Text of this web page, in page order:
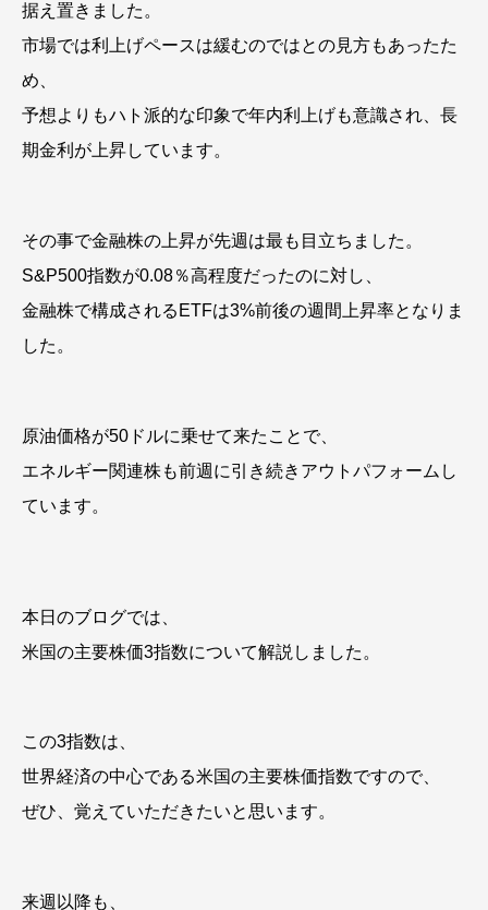
据え置きました。
市場では利上げペースは緩むのではとの見方もあったた
め、
予想よりもハト派的な印象で年内利上げも意識され、長
期金利が上昇しています。
その事で金融株の上昇が先週は最も目立ちました。
S&P500指数が0.08％高程度だったのに対し、
金融株で構成されるETFは3%前後の週間上昇率となりま
した。
原油価格が50ドルに乗せて来たことで、
エネルギー関連株も前週に引き続きアウトパフォームし
ています。
本日のブログでは、
米国の主要株価3指数について解説しました。
この3指数は、
世界経済の中心である米国の主要株価指数ですので、
ぜひ、覚えていただきたいと思います。
来週以降も、